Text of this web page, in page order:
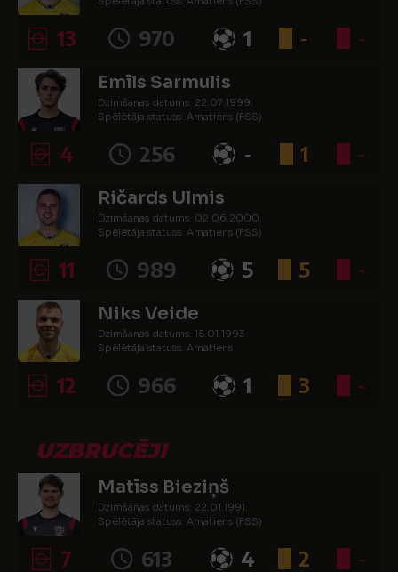
13 970 1 - -
Emīls Sarmulis
Dzimšanas datums: 22.07.1999.
Spēlētāja statuss: Amatieris (FSS)
4 256 - 1 -
Ričards Ulmis
Dzimšanas datums: 02.06.2000.
Spēlētāja statuss: Amatieris (FSS)
11 989 5 5 -
Niks Veide
Dzimšanas datums: 15.01.1993.
Spēlētāja statuss: Amatieris
12 966 1 3 -
UZBRUCĒJI
Matīss Bieziņš
Dzimšanas datums: 22.01.1991.
Spēlētāja statuss: Amatieris (FSS)
7 613 4 2 -